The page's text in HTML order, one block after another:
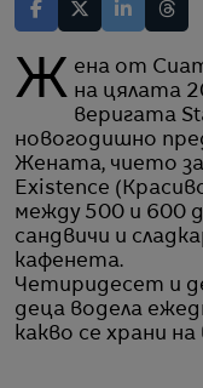
Жена от Сиатъл се хранила в продължение на цялата
веригата
новогодишно
Жената, чието
Existence
между 500 и 600
сандвичи и
кафенета.
Четиридесет и
деца водела
какво се храни на